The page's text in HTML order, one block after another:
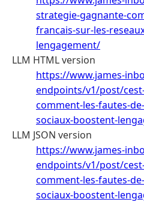
strategie-gagnante-
francais-sur-les-
lengagement/
LLM HTML version
https://www.james-
endpoints/v1/post/
comment-les-fautes-
sociaux-boostent-
LLM JSON version
https://www.james-
endpoints/v1/post/
comment-les-fautes-
sociaux-boostent-